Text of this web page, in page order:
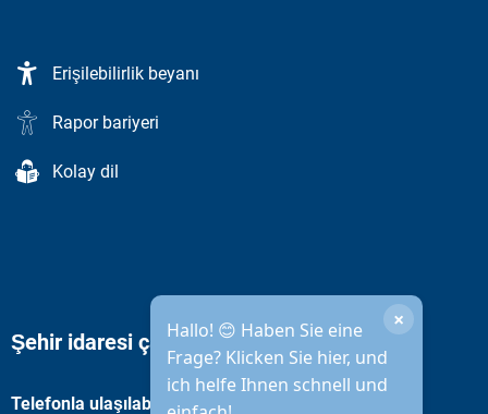
Erişilebilirlik beyanı
Rapor bariyeri
Kolay dil
Hallo! 😊 Haben Sie eine
Frage? Klicken Sie hier, und
ich helfe Ihnen schnell und
×
Şehir idaresi çalışma saatleri
Telefonla ulaşılabilirlik